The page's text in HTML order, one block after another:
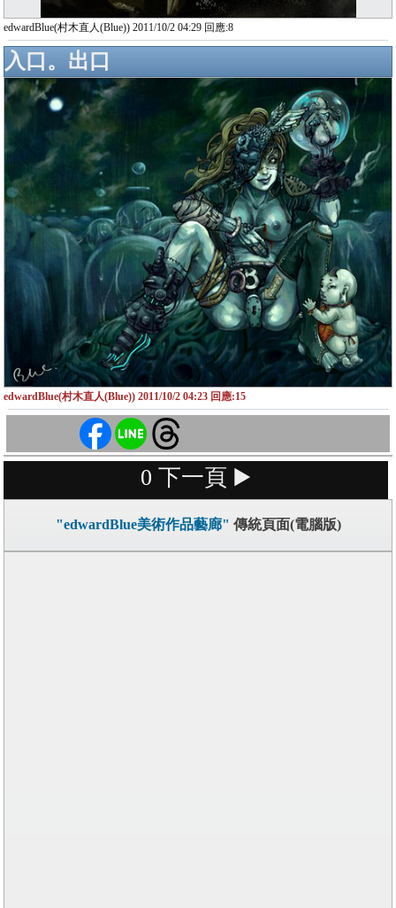
edwardBlue(村木直人(Blue)) 2011/10/2 04:29 回應:8
入口。出口
edwardBlue(村木直人(Blue)) 2011/10/2 04:23 回應:15
0 下一頁 ▶️
"edwardBlue美術作品藝廊" 傳統頁面(電腦版)